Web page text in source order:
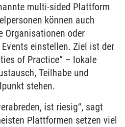
multi-sided Plattform
können auch
Organisationen oder
einstellen. Ziel ist der
of Practice“ – lokale
Teilhabe und
stehen.
ist riesig“, sagt
Plattformen setzen viel